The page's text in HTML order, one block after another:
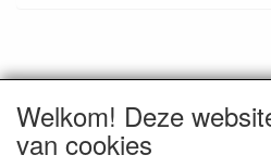
zijn inclusief BTW en exclusief
staat aangegeven.
Welkom! Deze
van cookies